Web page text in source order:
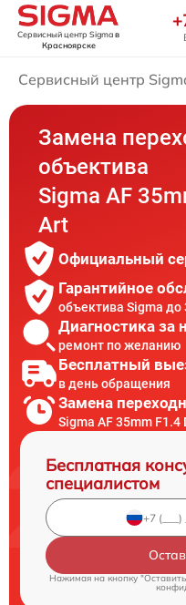
Сервисный центр Sigmaв
Красноярске
Сервисный центр
Замена
объектива
Sigma AF
Art
Официальный
Гарантийное
объектива Sigma до
Диагностика за
ремонт по желанию
Бесплатный
в день обращения
Замена
Sigma AF 35mm F1.4
Бесплатная
специалистом
Нажимая на кнопку